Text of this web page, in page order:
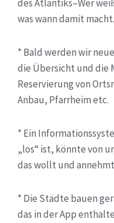
des Atlantiks–Wer
was wann damit macht.
* Bald werden wir
die Übersicht und die
Reservierung von
Anbau, Pfarrheim etc.
* Ein
„los“ ist, könnte von
das wollt und
* Die Städte bauen
das in der App